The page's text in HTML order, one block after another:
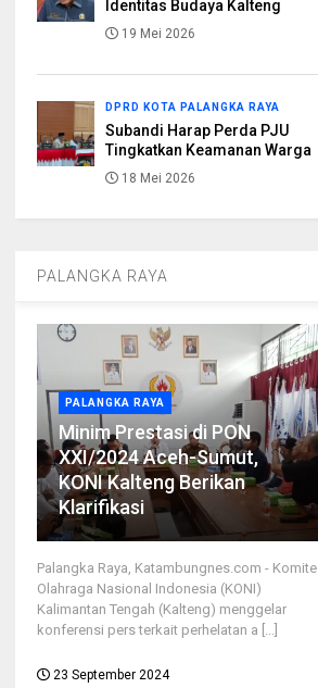
Identitas Budaya Kalteng
19 Mei 2026
DPRD KOTA PALANGKA RAYA
Subandi Harap Perda PJU
Tingkatkan Keamanan Warga
18 Mei 2026
PALANGKA RAYA
PALANGKA RAYA
Minim Prestasi di PON
XXI/2024 Aceh-Sumut,
KONI Kalteng Berikan
Klarifikasi
Palangka Raya, Katambungnes.com - Komite
Olahraga Nasional Indonesia (KONI)
Kalimantan Tengah (Kalteng) menggelar
konferensi pers terkait perhelatan a [...]
23 September 2024